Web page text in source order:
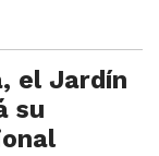
el Jardín
su